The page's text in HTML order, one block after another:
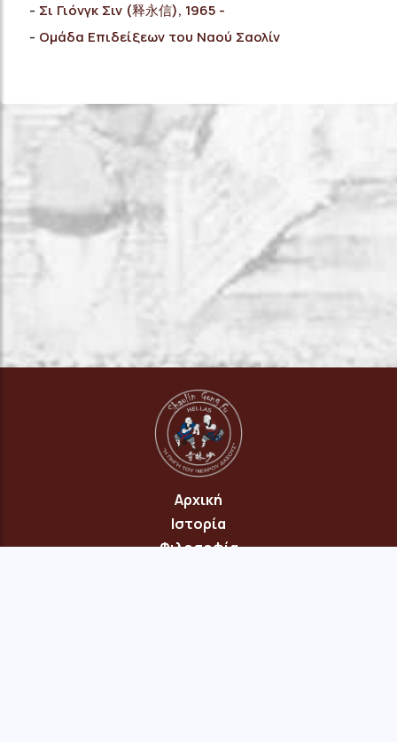
Σι Γιόνγκ Σιν (释永信), 1965 -
Ομάδα Επιδείξεων του Ναού Σαολίν
Αρχική
Ιστορία
Φιλοσοφία